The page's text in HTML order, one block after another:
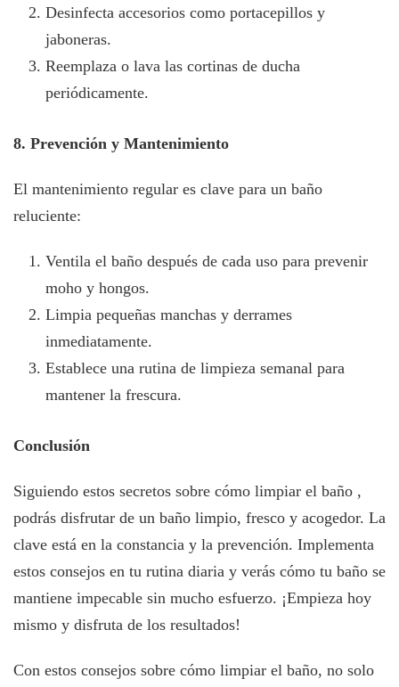
Desinfecta accesorios como portacepillos y
jaboneras.
Reemplaza o lava las cortinas de ducha
periódicamente.
8. Prevención y Mantenimiento
El mantenimiento regular es clave para un baño
reluciente:
Ventila el baño después de cada uso para prevenir
moho y hongos.
Limpia pequeñas manchas y derrames
inmediatamente.
Establece una rutina de limpieza semanal para
mantener la frescura.
Conclusión
Siguiendo estos secretos sobre cómo limpiar el baño ,
podrás disfrutar de un baño limpio, fresco y acogedor. La
clave está en la constancia y la prevención. Implementa
estos consejos en tu rutina diaria y verás cómo tu baño se
mantiene impecable sin mucho esfuerzo. ¡Empieza hoy
mismo y disfruta de los resultados!
Con estos consejos sobre cómo limpiar el baño, no solo